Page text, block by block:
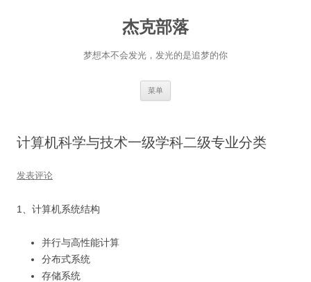
杰克部落
梦想本不会发光，发光的是追梦的你
菜单
计算机科学与技术一级学科二级专业分类
发表评论
1、计算机系统结构
并行与高性能计算
分布式系统
存储系统